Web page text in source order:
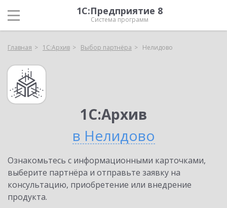
1С:Предприятие 8
Система программ
Главная 1С:Архив Выбор партнёра Нелидово
1С:Архив
в Нелидово
Ознакомьтесь с информационными карточками,
выберите партнёра и отправьте заявку на
консультацию, приобретение или внедрение
продукта.